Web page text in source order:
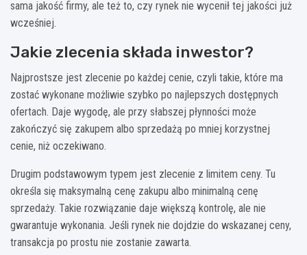
sama jakość firmy, ale też to, czy rynek nie wycenił tej jakości już
wcześniej.
Jakie zlecenia składa inwestor?
Najprostsze jest zlecenie po każdej cenie, czyli takie, które ma
zostać wykonane możliwie szybko po najlepszych dostępnych
ofertach. Daje wygodę, ale przy słabszej płynności może
zakończyć się zakupem albo sprzedażą po mniej korzystnej
cenie, niż oczekiwano.
Drugim podstawowym typem jest zlecenie z limitem ceny. Tu
określa się maksymalną cenę zakupu albo minimalną cenę
sprzedaży. Takie rozwiązanie daje większą kontrolę, ale nie
gwarantuje wykonania. Jeśli rynek nie dojdzie do wskazanej ceny,
transakcja po prostu nie zostanie zawarta.